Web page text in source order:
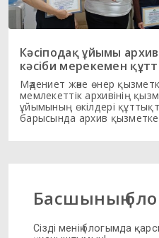
Кәсіподақ ұйымы
кәсіби мерекемен
Мәдениет және өнер
мемлекеттік архивінің
ұйымының өкілдері
барысында архив
Басшының
Сізді менің блогымда